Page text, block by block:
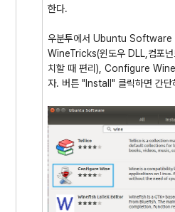
한다.
우분투에서 Ubuntu Software
WineTricks(윈도우 DLL,컴포
치할 때 편리), Configure
자. 버튼 "Install" 클릭하면 간단